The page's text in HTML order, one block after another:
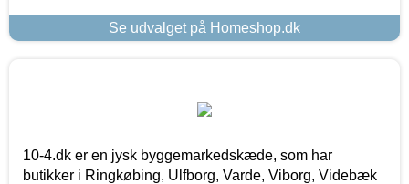
Se udvalget på Homeshop.dk
10-4.dk er en jysk byggemarkedskæde, som har
butikker i Ringkøbing, Ulfborg, Varde, Viborg, Videbæk